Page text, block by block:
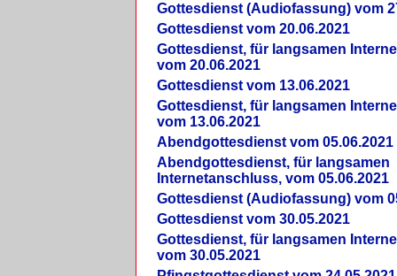
Gottesdienst (Audiofassung) vom
Gottesdienst vom 20.06.2021
Gottesdienst, für langsamen
vom 20.06.2021
Gottesdienst vom 13.06.2021
Gottesdienst, für langsamen
vom 13.06.2021
Abendgottesdienst vom 05.06.2021
Abendgottesdienst, für langsamen
Internetanschluss, vom 05.06.2021
Gottesdienst (Audiofassung) vom
Gottesdienst vom 30.05.2021
Gottesdienst, für langsamen
vom 30.05.2021